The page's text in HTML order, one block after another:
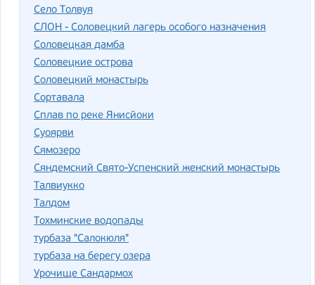
Село Толвуя
СЛОН - Соловецкий лагерь особого назначения
Соловецкая дамба
Соловецкие острова
Соловецкий монастырь
Сортавала
Сплав по реке Янисйоки
Суоярви
Сямозеро
Сяндемский Свято-Успенский женский монастырь
Талвиукко
Талдом
Тохминские водопады
турбаза "Салокюля"
турбаза на берегу озера
Урочище Сандармох